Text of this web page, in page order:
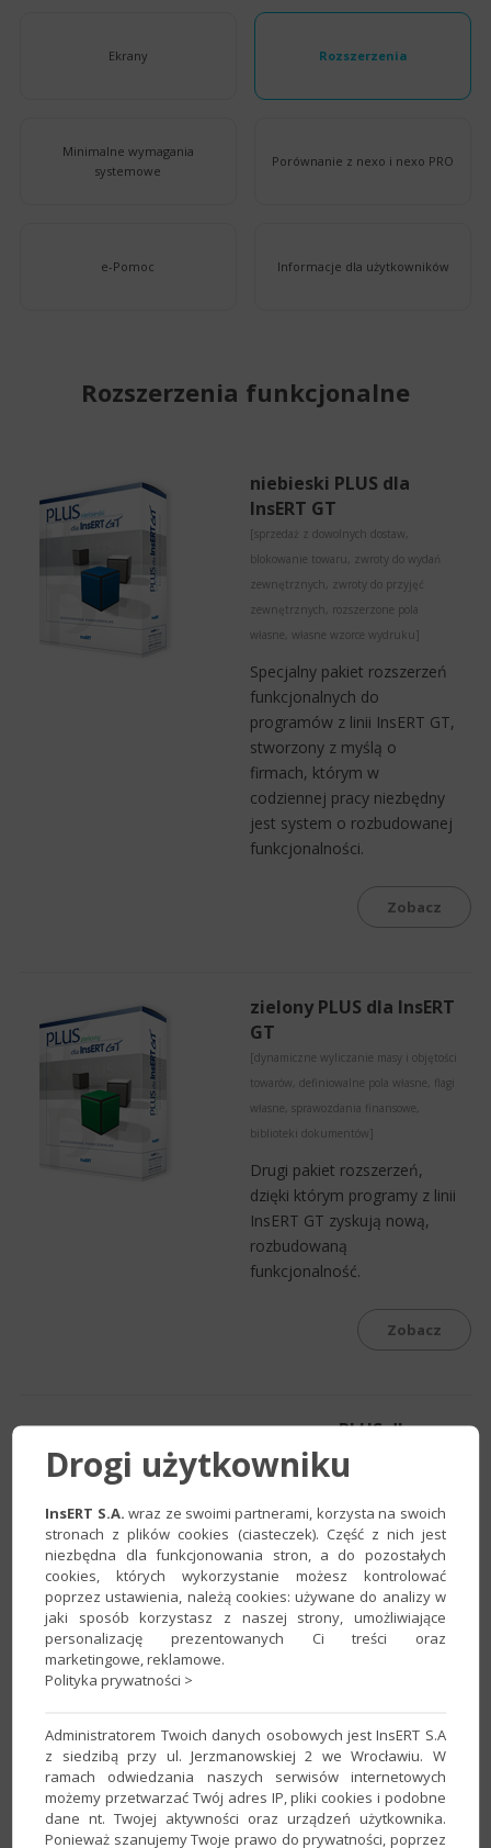
Ekrany Rozszerzenia
Minimalne wymagania
systemowe
Porównanie z nexo i nexo PRO
e-Pomoc Informacje dla użytkowników
Rozszerzenia funkcjonalne
niebieski PLUS dla
InsERT GT
[sprzedaż z dowolnych dostaw,
blokowanie towaru, zwroty do wydań
zewnętrznych, zwroty do przyjęć
zewnętrznych, rozszerzone pola
własne, własne wzorce wydruku]
Specjalny pakiet rozszerzeń
funkcjonalnych do
programów z linii InsERT GT,
stworzony z myślą o
firmach, którym w
codziennej pracy niezbędny
jest system o rozbudowanej
funkcjonalności.
Zobacz
zielony PLUS dla InsERT
GT
[dynamiczne wyliczanie masy i objętości
towarów, definiowalne pola własne, flagi
własne, sprawozdania finansowe,
biblioteki dokumentów]
Drugi pakiet rozszerzeń,
dzięki którym programy z linii
InsERT GT zyskują nową,
rozbudowaną
funkcjonalność.
Zobacz
czerwony PLUS dla
InsERT GT
[homebanking, zbiorcze wysyłanie
faktur e-mailem, pola własne (słownik,
polecenie SQL), flagi własne]
Kolejne z serii rozszerzeń
rozbudowujących
funkcjonalność systemów z
linii InsERT GT.
Sfera dla Gestora GT
Specjalny dodatek
Drogi użytkowniku
InsERT S.A. wraz ze swoimi partnerami, korzysta na swoich
stronach z plików cookies (ciasteczek). Część z nich jest
niezbędna dla funkcjonowania stron, a do pozostałych
cookies, których wykorzystanie możesz kontrolować
poprzez ustawienia, należą cookies: używane do analizy w
jaki sposób korzystasz z naszej strony, umożliwiające
personalizację prezentowanych Ci treści oraz
marketingowe, reklamowe.
Polityka prywatności >
Administratorem Twoich danych osobowych jest InsERT S.A
z siedzibą przy ul. Jerzmanowskiej 2 we Wrocławiu. W
ramach odwiedzania naszych serwisów internetowych
możemy przetwarzać Twój adres IP, pliki cookies i podobne
dane nt. Twojej aktywności oraz urządzeń użytkownika.
Ponieważ szanujemy Twoje prawo do prywatności, poprzez